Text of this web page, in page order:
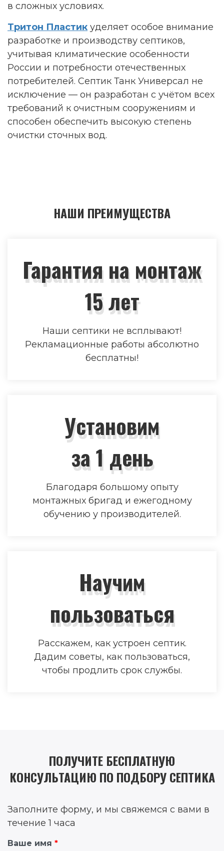
в сложных условиях.
Тритон Пластик уделяет особое внимание
разработке и производству септиков,
учитывая климатические особенности
России и потребности отечественных
потребителей. Септик Танк Универсал не
исключение — он разработан с учётом всех
требований к очистным сооружениям и
способен обеспечить высокую степень
очистки сточных вод.
НАШИ ПРЕИМУЩЕСТВА
Гарантия на монтаж
15 лет
Наши септики не всплывают!
Рекламационные работы абсолютно
бесплатны!
Установим
за 1 день
Благодаря большому опыту
монтажных бригад и ежегодному
обучению у производителей.
Научим
пользоваться
Расскажем, как устроен септик.
Дадим советы, как пользоваться,
чтобы продлить срок службы.
ПОЛУЧИТЕ БЕСПЛАТНУЮ
КОНСУЛЬТАЦИЮ ПО ПОДБОРУ СЕПТИКА
Заполните форму, и мы свяжемся с вами в
течение 1 часа
Ваше имя